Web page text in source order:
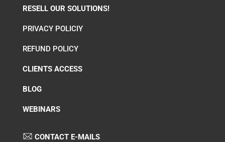
RESELL OUR SOLUTIONS!
PRIVACY POLICIY
REFUND POLICY
CLIENTS ACCESS
BLOG
WEBINARS
CONTACT E-MAILS